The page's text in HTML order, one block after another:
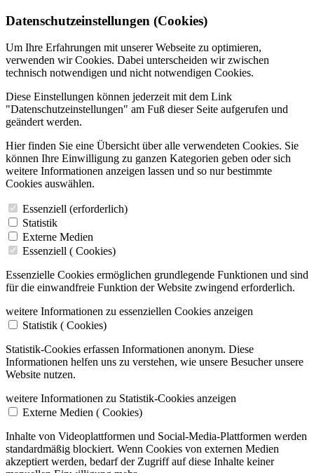
Datenschutzeinstellungen (Cookies)
Um Ihre Erfahrungen mit unserer Webseite zu optimieren,
verwenden wir Cookies. Dabei unterscheiden wir zwischen
technisch notwendigen und nicht notwendigen Cookies.
Diese Einstellungen können jederzeit mit dem Link
"Datenschutzeinstellungen" am Fuß dieser Seite aufgerufen und
geändert werden.
Hier finden Sie eine Übersicht über alle verwendeten Cookies. Sie
können Ihre Einwilligung zu ganzen Kategorien geben oder sich
weitere Informationen anzeigen lassen und so nur bestimmte
Cookies auswählen.
Essenziell (erforderlich)
Statistik
Externe Medien
Essenziell ( Cookies)
Essenzielle Cookies ermöglichen grundlegende Funktionen und sind
für die einwandfreie Funktion der Website zwingend erforderlich.
weitere Informationen zu essenziellen Cookies anzeigen
Statistik ( Cookies)
Statistik-Cookies erfassen Informationen anonym. Diese
Informationen helfen uns zu verstehen, wie unsere Besucher unsere
Website nutzen.
weitere Informationen zu Statistik-Cookies anzeigen
Externe Medien ( Cookies)
Inhalte von Videoplattformen und Social-Media-Plattformen werden
standardmäßig blockiert. Wenn Cookies von externen Medien
akzeptiert werden, bedarf der Zugriff auf diese Inhalte keiner